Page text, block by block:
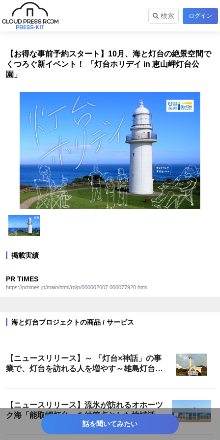
検索 ログイン
【お得な事前予約スタート】10月、海と灯台の絶景空間で
くつろぐ新イベント！ 「灯台ホリデイ in 恵山岬灯台公
園」
掲載実績
PR TIMES
https://prtimes.jp/main/html/rd/p/000002007.000077920.html
海と灯台プロジェクトの商品 / サービス
【ニュースリリース】～ 「灯台×神話」の事
業で、灯台を訪れる人を増やす～雄島灯台散
【ニュースリリース】流氷が訪れるオホーツ
ク海「能取岬灯台」を結節点とした地域活性
化 「願いを叶える鐘」「ホタテ貝の絵馬」の
設置成果報告
話を聞いてみたい